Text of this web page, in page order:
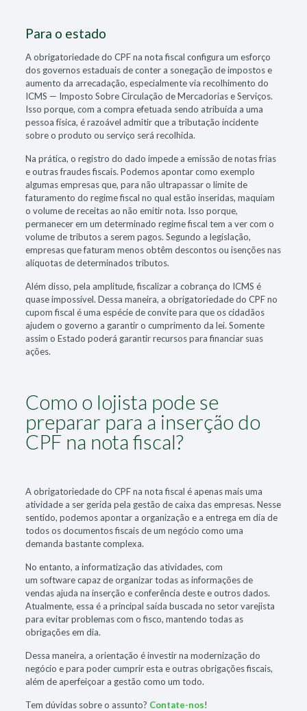
Para o estado
A obrigatoriedade do CPF na nota fiscal configura um esforço
dos governos estaduais de conter a sonegação de impostos e
aumento da arrecadação, especialmente via recolhimento do
ICMS — Imposto Sobre Circulação de Mercadorias e Serviços.
Isso porque, com a compra efetuada sendo atribuída a uma
pessoa física, é razoável admitir que a tributação incidente
sobre o produto ou serviço será recolhida.
Na prática, o registro do dado impede a emissão de notas frias
e outras fraudes fiscais. Podemos apontar como exemplo
algumas empresas que, para não ultrapassar o limite de
faturamento do regime fiscal no qual estão inseridas, maquiam
o volume de receitas ao não emitir nota. Isso porque,
permanecer em um determinado regime fiscal tem a ver com o
volume de tributos a serem pagos. Segundo a legislação,
empresas que faturam menos obtêm descontos ou isenções nas
alíquotas de determinados tributos.
Além disso, pela amplitude, fiscalizar a cobrança do ICMS é
quase impossível. Dessa maneira, a obrigatoriedade do CPF no
cupom fiscal é uma espécie de convite para que os cidadãos
ajudem o governo a garantir o cumprimento da lei. Somente
assim o Estado poderá garantir recursos para financiar suas
ações.
Como o lojista pode se
preparar para a inserção do
CPF na nota fiscal?
A obrigatoriedade do CPF na nota fiscal é apenas mais uma
atividade a ser gerida pela gestão de caixa das empresas. Nesse
sentido, podemos apontar a organização e a entrega em dia de
todos os documentos fiscais de um negócio como uma
demanda bastante complexa.
No entanto, a informatização das atividades, com
um software capaz de organizar todas as informações de
vendas ajuda na inserção e conferência deste e outros dados.
Atualmente, essa é a principal saída buscada no setor varejista
para evitar problemas com o fisco, mantendo todas as
obrigações em dia.
Dessa maneira, a orientação é investir na modernização do
negócio e para poder cumprir esta e outras obrigações fiscais,
além de aperfeiçoar a gestão como um todo.
Tem dúvidas sobre o assunto? Contate-nos!